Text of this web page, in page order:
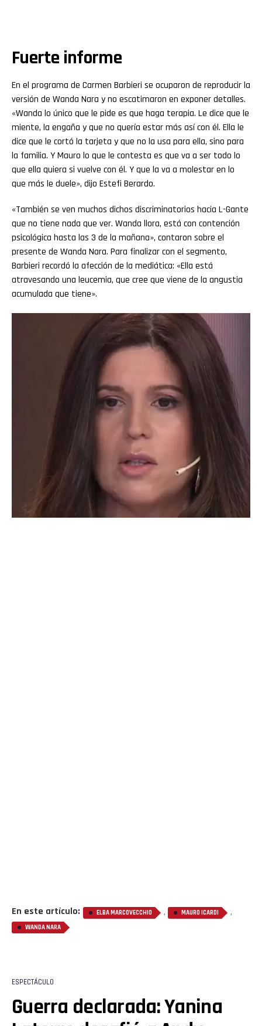
Fuerte informe
En el programa de Carmen Barbieri se ocuparon de reproducir la
versión de Wanda Nara y no escatimaron en exponer detalles.
«Wanda lo único que le pide es que haga terapia. Le dice que le
miente, la engaña y que no quería estar más así con él. Ella le
dice que le cortó la tarjeta y que no la usa para ella, sino para
la familia. Y Mauro lo que le contesta es que va a ser todo lo
que ella quiera si vuelve con él. Y que la va a molestar en lo
que más le duele», dijo Estefi Berardo.
«También se ven muchos dichos discriminatorios hacia L-Gante
que no tiene nada que ver. Wanda llora, está con contención
psicológica hasta las 3 de la mañana», contaron sobre el
presente de Wanda Nara. Para finalizar con el segmento,
Barbieri recordó la afección de la mediática: «Ella está
atravesando una leucemia, que cree que viene de la angustia
acumulada que tiene».
En este artículo: ELBA MARCOVECCHIO , MAURO ICARDI ,
WANDA NARA
ESPECTÁCULO
Guerra declarada: Yanina